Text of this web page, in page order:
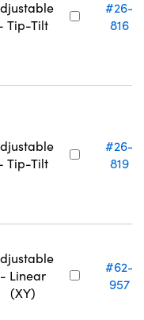
Tip-Tilt
#26-
816
Tip-Tilt
#26-
819
- Linear
(XY)
#62-
957